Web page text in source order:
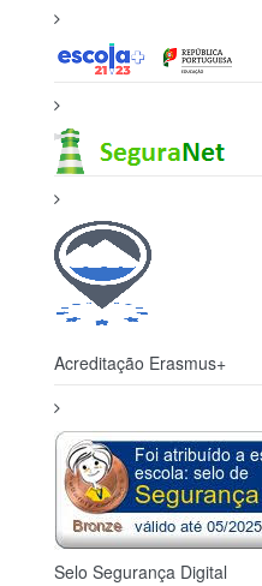
Acreditação Erasmus+
Selo Segurança Digital